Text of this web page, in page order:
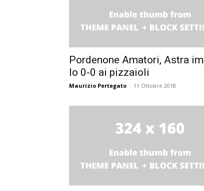
Pordenone Amatori, Astra
lo 0-0 ai pizzaioli
Maurizio Pertegato - 11 Ottobre 2018